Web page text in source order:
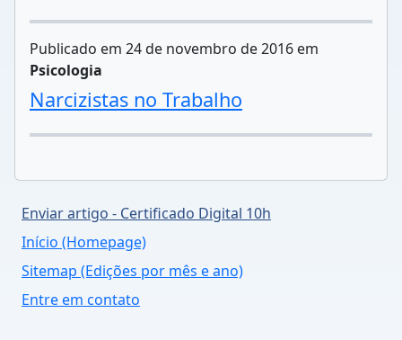
Publicado em 24 de novembro de 2016 em
Psicologia
Narcizistas no Trabalho
Enviar artigo - Certificado Digital 10h
Início (Homepage)
Sitemap (Edições por mês e ano)
Entre em contato